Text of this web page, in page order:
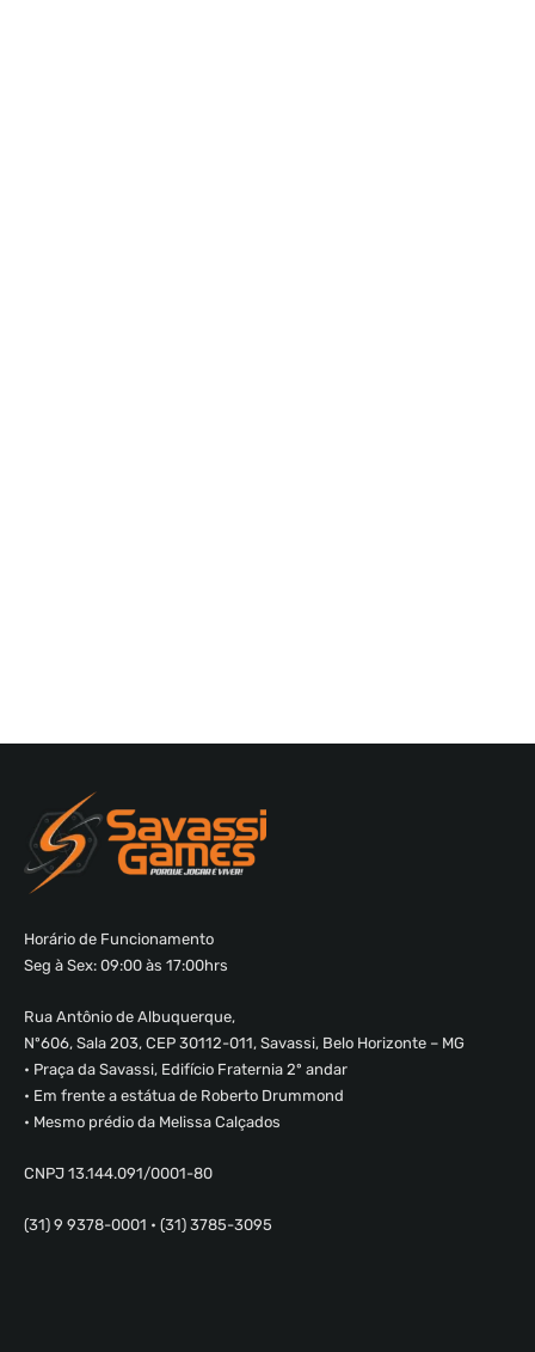
Horário de Funcionamento
Seg à Sex: 09:00 às 17:00hrs
Rua Antônio de Albuquerque,
Nº606, Sala 203, CEP 30112-011, Savassi, Belo Horizonte – MG
• Praça da Savassi, Edifício Fraternia 2º andar
• Em frente a estátua de Roberto Drummond
• Mesmo prédio da Melissa Calçados
CNPJ 13.144.091/0001-80
(31) 9 9378-0001 • (31) 3785-3095